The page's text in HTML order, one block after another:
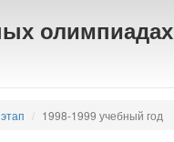
олимпиадах
1998-1999 учебный год